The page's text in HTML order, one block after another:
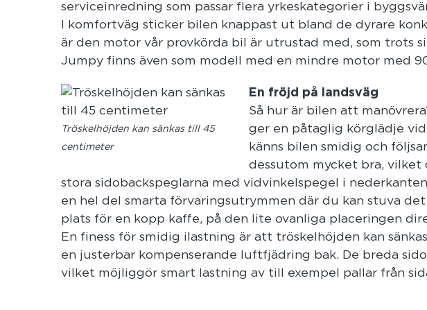
serviceinredning som passar flera yrkeskategorier i
I komfortväg sticker bilen knappast ut bland de dyrare
är den motor vår provkörda bil är utrustad med, som trots
Jumpy finns även som modell med en mindre motor med
Tröskelhöjden kan sänkas till 45
centimeter
En fröjd på landsväg
Så hur är bilen att
ger en påtaglig körglädje
känns bilen smidig och
dessutom mycket bra, vilket
stora sidobackspeglarna med vidvinkelspegel i
en hel del smarta förvaringsutrymmen där du kan stuva
plats för en kopp kaffe, på den lite ovanliga placeringen
En finess för smidig ilastning är att tröskelhöjden kan
en justerbar kompenserande luftfjädring bak. De breda
vilket möjliggör smart lastning av till exempel pallar från